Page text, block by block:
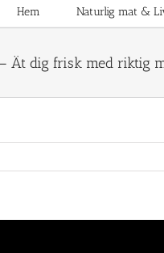
Hem Naturlig mat &
Ät dig frisk med riktig